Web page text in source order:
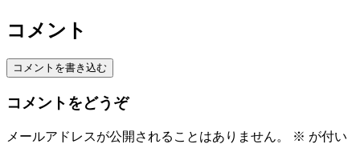
コメント
コメントを書き込む
コメントをどうぞ
メールアドレスが公開されることはありません。 ※ が付い